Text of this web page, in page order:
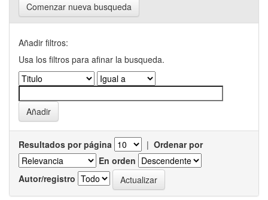
Comenzar nueva busqueda
Añadir filtros:
Usa los filtros para afinar la busqueda.
Resultados por página | Ordenar por
En orden
Autor/registro